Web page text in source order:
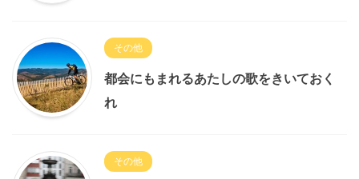
その他
都会にもまれるあたしの歌をきいておく
れ
その他